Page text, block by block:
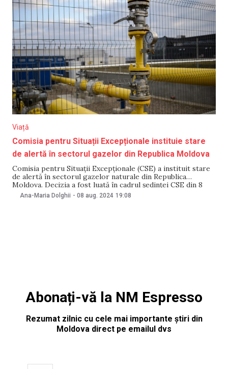
Viață
Comisia pentru Situații Excepționale instituie stare
de alertă în sectorul gazelor din Republica Moldova
Comisia pentru Situații Excepționale (CSE) a instituit stare
de alertă în sectorul gazelor naturale din Republica
Moldova. Decizia a fost luată în cadrul ședinței CSE din 8
august. „În contextul informațiilor prezentate de către
Ministerul Energiei privind riscul potențial de întrerupere
Ana-Maria Dolghii - 08 aug. 2024 19:08
Abonați-vă la NM Espresso
Rezumat zilnic cu cele mai importante știri din
Moldova direct pe emailul dvs